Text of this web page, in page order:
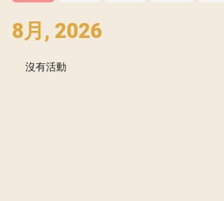
8月, 2026
沒有活動